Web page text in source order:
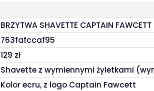
BRZYTWA SHAVETTE CAPTAIN FAWCETT
763fafccaf95
129 zł
Shavette z wymiennymi żyletkami
Kolor ecru, z logo Captain Fawcett